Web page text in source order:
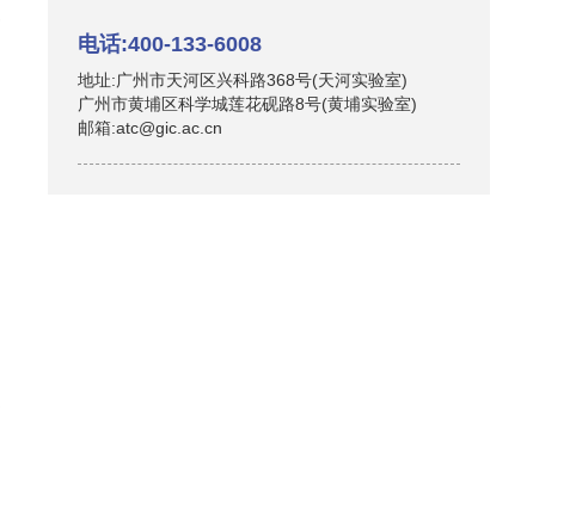
电话:400-133-6008
地址:广州市天河区兴科路368号(天河实验室)
广州市黄埔区科学城莲花砚路8号(黄埔实验室)
邮箱:atc@gic.ac.cn